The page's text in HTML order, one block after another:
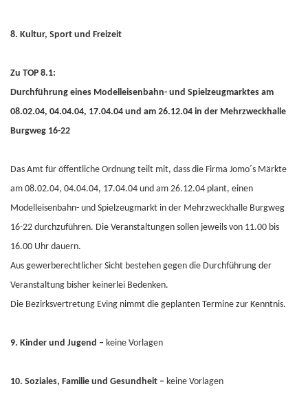
8. Kultur, Sport und Freizeit
Zu TOP 8.1:
Durchführung eines Modelleisenbahn- und Spielzeugmarktes am
08.02.04, 04.04.04, 17.04.04 und am 26.12.04 in der Mehrzweckhalle
Burgweg 16-22
Das Amt für öffentliche Ordnung teilt mit, dass die Firma Jomo´s Märkte
am 08.02.04, 04.04.04, 17.04.04 und am 26.12.04 plant, einen
Modelleisenbahn- und Spielzeugmarkt in der Mehrzweckhalle Burgweg
16-22 durchzuführen. Die Veranstaltungen sollen jeweils von 11.00 bis
16.00 Uhr dauern.
Aus gewerberechtlicher Sicht bestehen gegen die Durchführung der
Veranstaltung bisher keinerlei Bedenken.
Die Bezirksvertretung Eving nimmt die geplanten Termine zur Kenntnis.
9. Kinder und Jugend – keine Vorlagen
10. Soziales, Familie und Gesundheit – keine Vorlagen